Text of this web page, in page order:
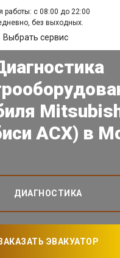
работы: с 08:00 до 22:00
без выходных.
Выбрать сервис
АСХ) в
ДИАГНОСТИКА
ЭВАКУАТОР